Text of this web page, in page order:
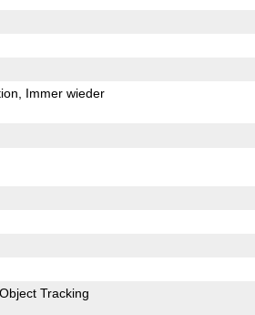
Immer wieder
Object Tracking